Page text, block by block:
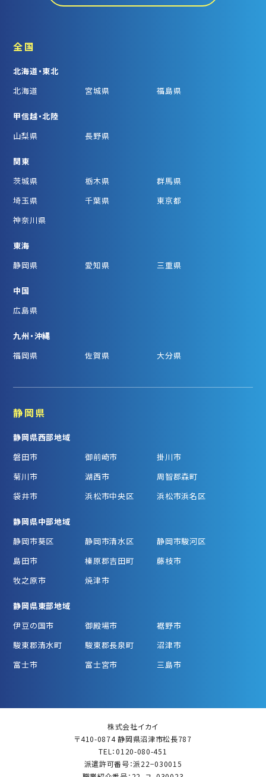
全国
北海道・東北
北海道
宮城県 福島県
甲信越・北陸
山梨県
長野県
関東
茨城県
栃木県
群馬県
埼玉県
千葉県
東京都
神奈川県
東海
静岡県
愛知県 三重県
中国
広島県
九州・沖縄
福岡県
佐賀県 大分県
静岡県
静岡県西部地域
磐田市
御前崎市
掛川市
菊川市
湖西市
周智郡森町
袋井市
浜松市中央区 浜松市浜名区
静岡県中部地域
静岡市葵区
静岡市清水区
静岡市駿河区
島田市
榛原郡吉田町
藤枝市
牧之原市
焼津市
静岡県東部地域
伊豆の国市
御殿場市
裾野市
駿東郡清水町
駿東郡長泉町
沼津市
富士市
富士宮市 三島市
株式会社イカイ
〒410-0874 静岡県沼津市松長787
TEL：0120-080-451
派遣許可番号：派22−030015